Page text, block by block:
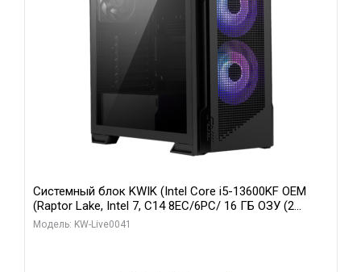
Системный блок KWIK (Intel Core i5-13600KF OEM
(Raptor Lake, Intel 7, C14 8EC/6PC/ 16 ГБ ОЗУ (2
модуля)/ Palit RTX5080 GAMINGPRO OC 16GB GDDR7
Модель: KW-Live0041